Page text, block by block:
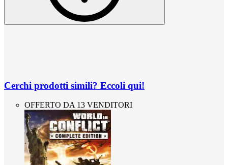
Cerchi prodotti simili? Eccoli qui!
OFFERTO DA 13 VENDITORI